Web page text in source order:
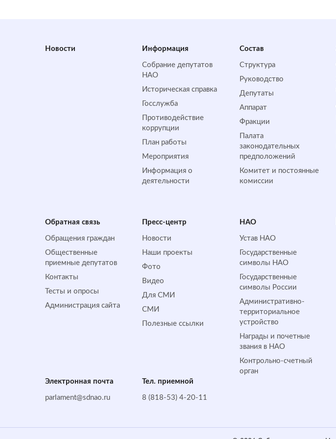
Новости Информация
Собрание депутатов
НАО
Историческая справка
Госслужба
Противодействие
коррупции
План работы
Мероприятия
Информация о
деятельности
Состав
Структура
Руководство
Депутаты
Аппарат
Фракции
Палата
законодательных
предположений
Комитет и постоянные
комиссии
Обратная cвязь
Обращения граждан
Общественные
приемные депутатов
Контакты
Тесты и опросы
Администрация сайта
Пресс-центр
Новости
Наши проекты
Фото
Видео
Для СМИ
СМИ
Полезные ссылки
НАО
Устав НАО
Государственные
символы НАО
Государственные
символы России
Административно-
территориальное
устройство
Награды и почетные
звания в НАО
Контрольно-счетный
орган
Электронная почта
parlament@sdnao.ru
Тел. приемной
8 (818-53) 4-20-11